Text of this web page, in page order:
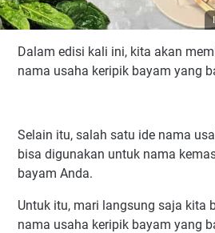
Dalam edisi kali ini, kita akan
nama usaha keripik bayam yang
Selain itu, salah satu ide nama
bisa digunakan untuk nama
bayam Anda.
Untuk itu, mari langsung saja kita
nama usaha keripik bayam yang